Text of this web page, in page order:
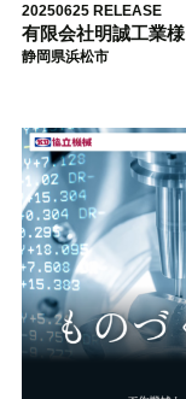
20250625 RELEASE
有限会社明誠工業様
静岡県浜松市